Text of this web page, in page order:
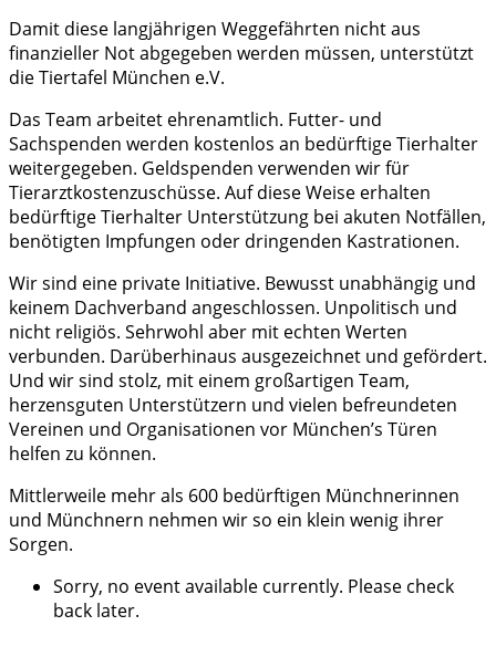
Damit diese langjährigen Weggefährten nicht aus
finanzieller Not abgegeben werden müssen, unterstützt
die Tiertafel München e.V.
Das Team arbeitet ehrenamtlich. Futter- und
Sachspenden werden kostenlos an bedürftige Tierhalter
weitergegeben. Geldspenden verwenden wir für
Tierarztkostenzuschüsse. Auf diese Weise erhalten
bedürftige Tierhalter Unterstützung bei akuten Notfällen,
benötigten Impfungen oder dringenden Kastrationen.
Wir sind eine private Initiative. Bewusst unabhängig und
keinem Dachverband angeschlossen. Unpolitisch und
nicht religiös. Sehrwohl aber mit echten Werten
verbunden. Darüberhinaus ausgezeichnet und gefördert.
Und wir sind stolz, mit einem großartigen Team,
herzensguten Unterstützern und vielen befreundeten
Vereinen und Organisationen vor München’s Türen
helfen zu können.
Mittlerweile mehr als 600 bedürftigen Münchnerinnen
und Münchnern nehmen wir so ein klein wenig ihrer
Sorgen.
Sorry, no event available currently. Please check
back later.